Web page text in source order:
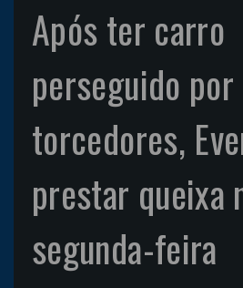
Após ter carro
perseguido por
torcedores,
prestar queixa
segunda-feira